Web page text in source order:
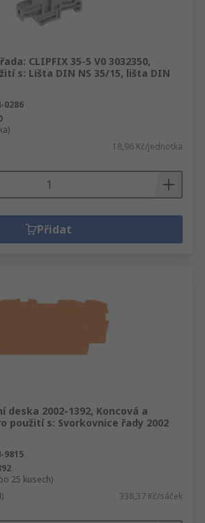
CLIPFIX 35-5 V0 3032350,
s: Lišta DIN NS 35/15, lišta DIN
0286
18,96 Kč/jednotka
Přidat
deska 2002-1392, Koncová a
použití s: Svorkovnice řady 2002
9815
25 kusech)
338,37 Kč/sáček